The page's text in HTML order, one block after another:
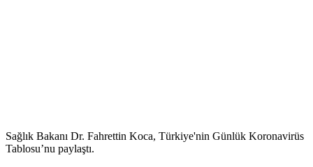
Sağlık Bakanı Dr. Fahrettin Koca, Türkiye'nin Günlük Koronavirüs
Tablosu’nu paylaştı.